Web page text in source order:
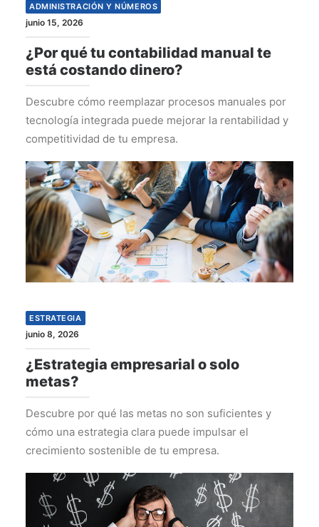
ADMINISTRACIÓN Y NÚMEROS
junio 15, 2026
¿Por qué tu contabilidad manual te
está costando dinero?
Descubre cómo reemplazar procesos manuales por
tecnología integrada puede mejorar la rentabilidad y
competitividad de tu empresa.
ESTRATEGIA
junio 8, 2026
¿Estrategia empresarial o solo
metas?
Descubre por qué las metas no son suficientes y
cómo una estrategia clara puede impulsar el
crecimiento sostenible de tu empresa.